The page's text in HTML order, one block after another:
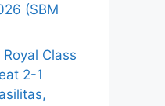
(SBM
Royal Class
2-1